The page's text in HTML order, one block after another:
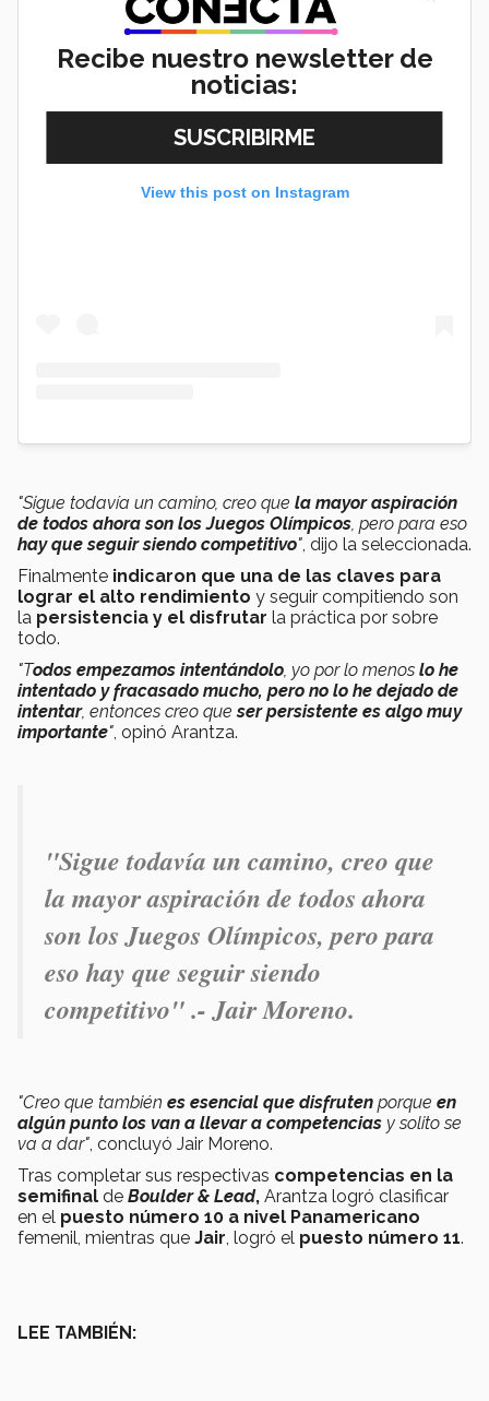
View this post on Instagram
"Sigue todavía un camino, creo que la mayor aspiración
de todos ahora son los Juegos Olímpicos, pero para eso
hay que seguir siendo competitivo", dijo la seleccionada.
Finalmente indicaron que una de las claves para
lograr el alto rendimiento y seguir compitiendo son
la persistencia y el disfrutar la práctica por sobre
todo.
"Todos empezamos intentándolo, yo por lo menos lo he
intentado y fracasado mucho, pero no lo he dejado de
intentar, entonces creo queser persistente es algo muy
importante", opinó Arantza.
"Sigue todavía un camino, creo que
la mayor aspiración de todos ahora
son los Juegos Olímpicos, pero para
eso hay que seguir siendo
competitivo" .- Jair Moreno.
"Creo que también es esencial que disfruten porque en
algún punto los van a llevar a competencias y solito se
va a dar", concluyó Jair Moreno.
Tras completar sus respectivas competencias en la
semifinal de Boulder & Lead, Arantza logró clasificar
en el puesto número 10 a nivel Panamericano
femenil, mientras que Jair, logró el puesto número 11.
LEE TAMBIÉN:
Recibe nuestro newsletter de
noticias: